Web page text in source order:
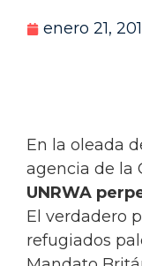
enero 21,
En la oleada
agencia de la
UNRWA
El verdadero
refugiados